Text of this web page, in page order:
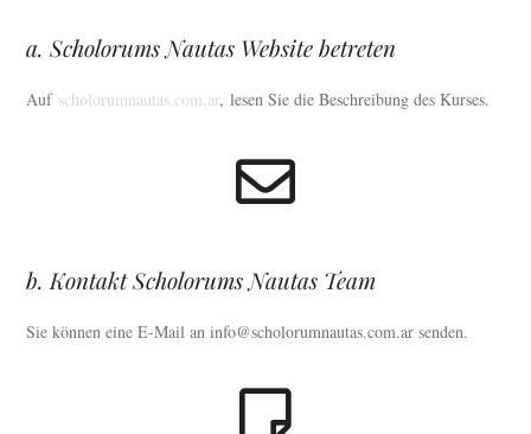
a. Scholorums Nautas Website betreten
Auf scholorumnautas.com.ar, lesen Sie die Beschreibung des Kurses.
b. Kontakt Scholorums Nautas Team
Sie können eine E-Mail an info@scholorumnautas.com.ar senden.